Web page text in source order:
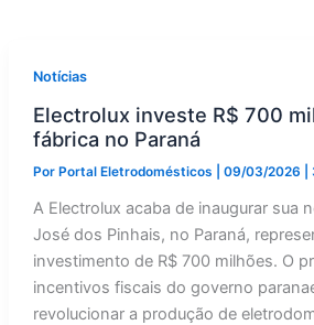
Notícias
Electrolux investe R$ 700
fábrica no Paraná
Por Portal Eletrodomésticos 09/03/2026
A Electrolux acaba de inaugurar sua
José dos Pinhais, no Paraná,
investimento de R$ 700 milhões. O
incentivos fiscais do governo
revolucionar a produção de